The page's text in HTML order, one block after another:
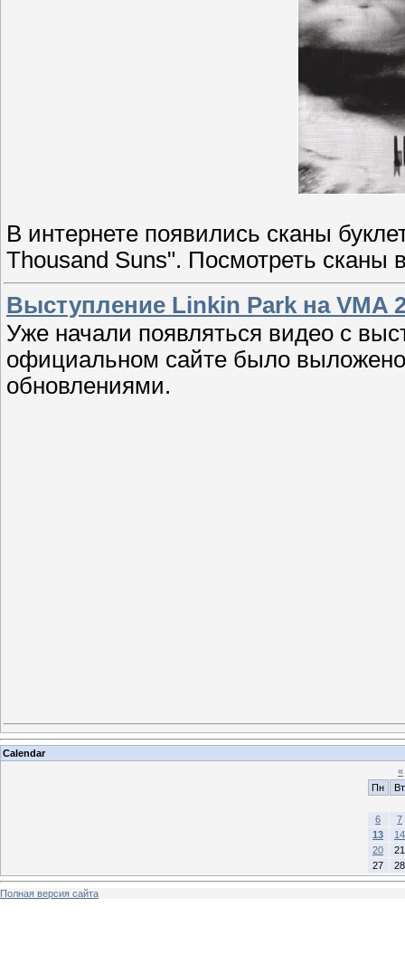
В интернете появились сканы
Thousand Suns". Посмотреть сканы
Выступление Linkin Park на VMA
Уже начали появляться видео с
официальном сайте было
обновлениями.
Calendar
«
Пн
Вт
6
7
13
14
20
21
27
28
Полная версия сайта